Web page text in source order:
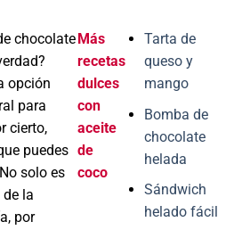
chocolate
opción
para
cierto,
puedes
solo es
la
por
Más
recetas
dulces
con
aceite
de
coco
Tarta de
queso y
mango
Bomba de
chocolate
helada
Sándwich
helado fácil